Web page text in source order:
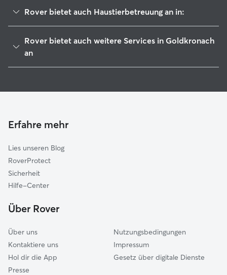
Rover bietet auch Haustierbetreuung an in:
Weidenberg
Trebgast
Heinersreuth
Neudrossenfeld
Eckersdorf
Rover bietet auch weitere Services in Goldkronach
an
Gassi-Service in Goldkronach
Erfahre mehr
Lies unseren Blog
RoverProtect
Sicherheit
Hilfe-Center
Über Rover
Über uns
Kontaktiere uns
Hol dir die App
Presse
Nutzungsbedingungen
Impressum
Gesetz über digitale Dienste